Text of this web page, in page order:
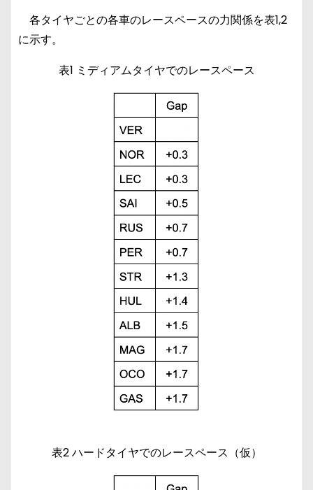
各タイヤごとの各車のレースペースの力関係を表1,2
に示す。
表1 ミディアムタイヤでのレースペース
表2 ハードタイヤでのレースペース（仮）